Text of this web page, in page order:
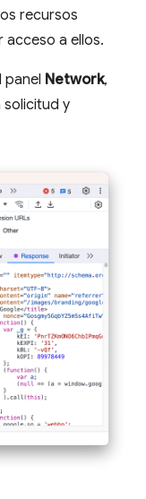
recursos
acceso a ellos.
panel Network,
solicitud y